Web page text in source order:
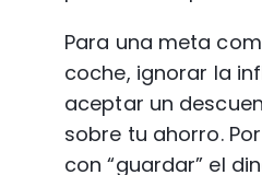
Para una meta
coche, ignorar la
aceptar un
sobre tu ahorro.
con “guardar” el